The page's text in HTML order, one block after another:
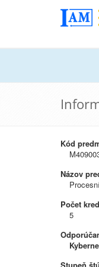
Kód
Názov
Počet
5